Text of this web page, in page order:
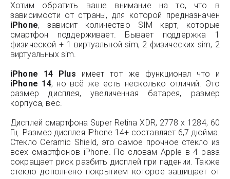
Хотим обратить ваше внимание на то, что в
зависимости от страны, для которой предназначен
iPhone, зависит количество SIM карт, которые
смартфон поддерживает. Бывает поддержка 1
физической + 1 виртуальной sim, 2 физических sim, 2
виртуальных sim.
iPhone 14 Plus имеет тот же функционал что и
iPhone 14, но всё же есть несколько отличий. Это
размер дисплея, увеличенная батарея, размер
корпуса, вес.
Дисплей смартфона Super Retina XDR, 2778 x 1284, 60
Гц. Размер дисплея iPhone 14+ составляет 6,7 дюйма.
Стекло Ceramic Shield, это самое прочное стекло из
всех смартфонов iPhone. По словам Apple в 4 раза
сокращает риск разбить дисплей при падении. Также
стекло дополнено покрытием которое защищает от